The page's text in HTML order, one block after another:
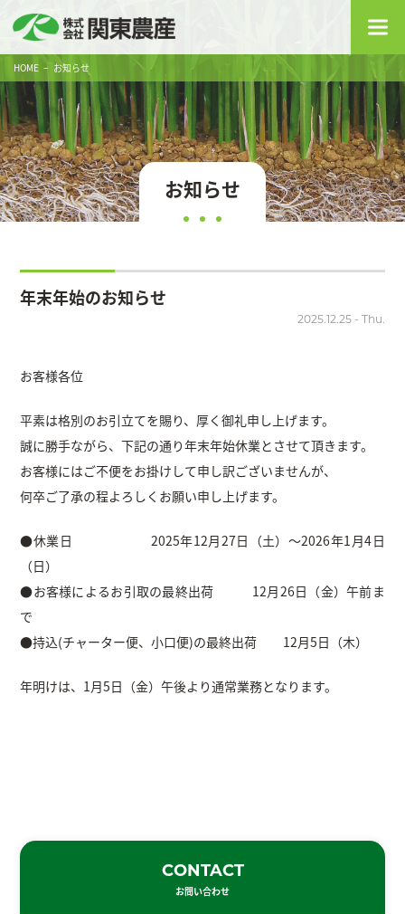
お知らせ
HOME お知らせ
年末年始のお知らせ
2025.12.25 - Thu.
お客様各位
平素は格別のお引立てを賜り、厚く御礼申し上げます。
誠に勝手ながら、下記の通り年末年始休業とさせて頂きます。
お客様にはご不便をお掛けして申し訳ございませんが、
何卒ご了承の程よろしくお願い申し上げます。
●休業日 2025年12月27日（土）～2026年1月4日
（日）
●お客様によるお引取の最終出荷 12月26日（金）午前ま
で
●持込(チャーター便、小口便)の最終出荷 12月5日（木）
年明けは、1月5日（金）午後より通常業務となります。
CONTACT
お問い合わせ